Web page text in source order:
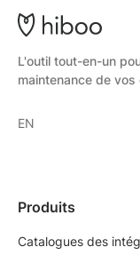
L'outil tout-en-un
maintenance de vos
EN
Produits
Catalogues des